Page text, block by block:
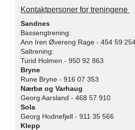
Kontaktpersoner for treningene
Sandnes
Bassengtrening:
Ann Iren Øvereng Rage - 454 59
Saltrening:
Turid Holmen - 950 92 863
Bryne
Rune Bryne - 916 07 353
Nærbø og Varhaug
Georg Aarsland - 468 57 910
Sola
Georg Hodnefjell - 911 35 566
Klepp